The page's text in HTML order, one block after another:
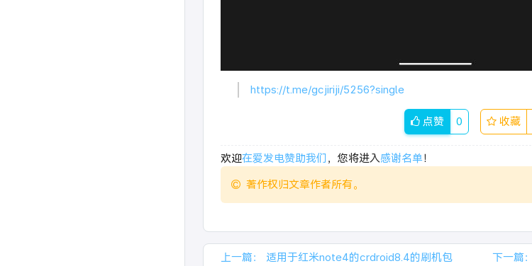
https://t.me/gcjiriji/5256?single
点赞 0 收藏
欢迎在爱发电赞助我们 ，您将进入感谢名单！
著作权归文章作者所有。
上一篇： 适用于红米note4的crdroid8.4的刷机包 下一篇：